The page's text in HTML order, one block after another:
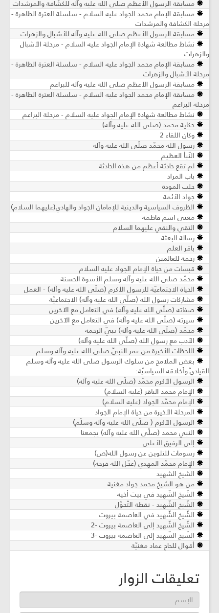
مسابقة الرسول الأعظم صلى الله عليه وآله للكشّافة والمرشدات
مسابقة الإمام محمد الجواد عليه السلام - سلسلة العترة الطاهرة -
مرحلة الكشافة والمرشدات
مسابقة الرسول الأعظم صلى الله عليه وآله للأشبال والزهرات
نشاط مطالعة شهادة الإمام الجواد عليه السلام - مرحلة الأشبال
والزهرات
مسابقة الإمام محمد الجواد عليه السلام - سلسلة العترة الطاهرة -
مرحلة الأشبال والزهرات
مسابقة الرسول الأعظم صلى الله عليه وآله للبراعم
مسابقة الإمام محمد الجواد عليه السلام - سلسلة العترة الطاهرة -
مرحلة البراعم
نشاط مطالعة شهادة الإمام الجواد عليه السلام - مرحلة البراعم
حكاية محمد (صلى الله عليه وآله)
وكان اللقاء 2
رسول الله محمّد صلّى الله عليه وآله
النّبأ العظيم
لم تقع حادثة أعظم من هذه الحادثة
باب المراد
جلب المودة
جواد الأئمة
الظروف السياسية والدينية للإمامان الجواد والهادي(عليهما السلام)
معنى اسم فاطمة
التقي والنقي عليهما السلام
رسالة البعثة
باقر العلم
رحمة للعالمين
قبسات من حياة الإمام الجواد عليه السلام
محمّد صلى الله عليه وآله وسلم الأسوة الحسنة
الحياة الاجتماعيّة للرسول الأكرم (صلّى الله عليه وآله) - العمل
مشاركات رسول الله (صلّى الله عليه وآله) الاجتماعيّة
صفاته (صلّى الله عليه وآله) في التعامل مع الآخرين
سيرته (صلّى الله عليه وآله) في التعامل مع الآخرين
محمّد (صلّى الله عليه وآله) نبيّ الرحمة
الأدب مع رسول الله (صلّى الله عليه وآله)
اللحظات الأخيرة من عمر النبيّ صلى الله عليه وآله وسلم
بعض الملامح من سلوك الرسول صلى الله عليه وآله وسلم
القياديّ وأخلاقه السياسيّة:
الرسول الأكرم محمّد (صلّى الله عليه وآله)
الإمام محمد الباقر (عليه السلام)
الإمام محمّد الجواد (عليه السلام)
المرحلة الأخيرة من حياة الإمام الجواد
الرسول الأكرم ( صلّى الله عليه وآله وسلّم)
النبي محمد (صلّى الله عليه وآله) يجمعنا
إلى الرفيق الأعلى
رسومات للتلوين عن رسول الله(ص)
الإمام محمّد المهدي (عجّل الله فرجه)
الشيخ الشهيد
من هو الشيخ محمد جواد مغنية
الشّيخ الشّهيد في بيت أخيه
الشّيخ الشّهيد - نقطة التّحوّل
الشّيخ الشّهيد في العاصمة بيروت
الشّيخ الشّهيد إلى العاصمة بيروت -2
الشّيخ الشّهيد إلى العاصمة بيروت -3
أقوال للحاج عماد مغنيّة
تعليقات الزوار